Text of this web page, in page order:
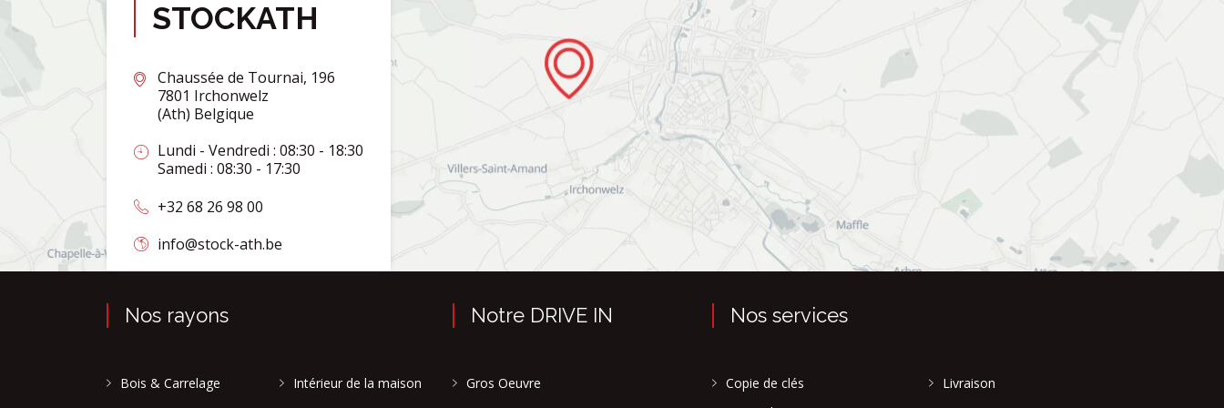
STOCKATH
Chaussée de Tournai, 196
7801 Irchonwelz
(Ath) Belgique
Lundi - Vendredi : 08:30 - 18:30
Samedi : 08:30 - 17:30
+32 68 26 98 00
info@stock-ath.be
Nos rayons
Bois & Carrelage
Intérieur de la maison
Notre DRIVE IN
Gros Oeuvre
Nos services
Copie de clés
Livraison